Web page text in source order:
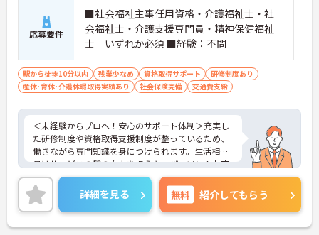
応募要件
■社会福祉主事任用資格・介護福祉士・社
会福祉士・介護支援専門員・精神保健福祉
士 いずれか必須 ■経験：不問
駅から徒歩10分以内 残業少なめ 資格取得サポート
研修制度あり
産休･育休･介護休暇取得実績あり
社会保険完備 交通費支給
＜未経験からプロへ！安心のサポート体制＞充実し
た研修制度や資格取得支援制度が整っているため、
働きながら専門知識を身につけられます。生活相談
員はサービスの質の向上を担うキーパーソン！お客
様やご家族との関わりを通じて、自分自身の人間性
も磨いていけるやりがいのあるお仕事です。
＜夜勤なしでプライベートも充実！柔軟な働き方＞
勤務曜日は相談可能♪ライフスタイルに合わせた働
き方が可能です。産休・育休制度も整っており、長
詳細を見る 無料 紹介してもらう